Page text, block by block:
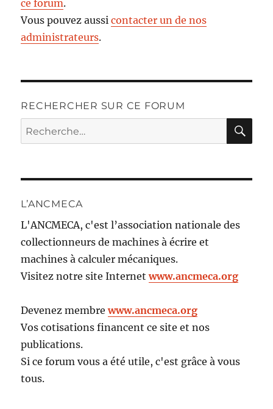
ce forum.
Vous pouvez aussicontacter un de nos
administrateurs.
RECHERCHER SUR CE FORUM
Recherche
pour :
L’ANCMECA
L'ANCMECA, c'est l’association nationale des
collectionneurs de machines à écrire et
machines à calculer mécaniques.
Visitez notre site Internetwww.ancmeca.org
Devenez membrewww.ancmeca.org
Vos cotisations financent ce site et nos
publications.
Si ce forum vous a été utile, c'est grâce à vous
tous.